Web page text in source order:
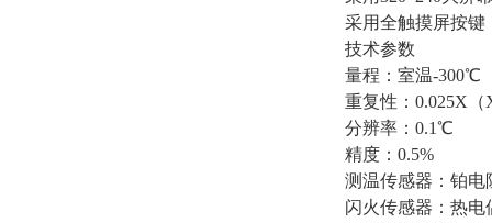
采用全触摸屏按键
技术参数
量程：室温-300℃
重复性：0.025X
分辨率：0.1℃
精度：0.5%
测温传感器：铂电
闪火传感器：热电